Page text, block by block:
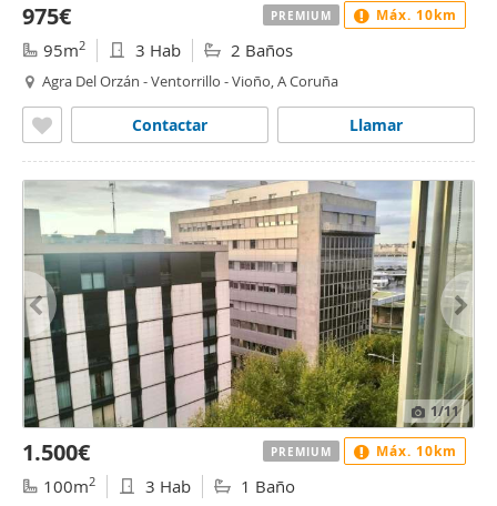
975€
95m2 3 Hab 2 Baños
Agra Del Orzán - Ventorrillo - Vioño, A Coruña
Llamar
Contactar
PREMIUM Máx. 10km
1/11
1.500€
100m2 3 Hab 1 Baño
PREMIUM Máx. 10km